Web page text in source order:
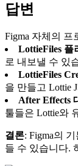
답변
Figma 자체의
LottieFiles 플
로 내보낼 수 있
LottieFiles
을 만들고 Lottie
After Effects
툴들은 Lottie와
결론: Figma의
들 수 있습니다.